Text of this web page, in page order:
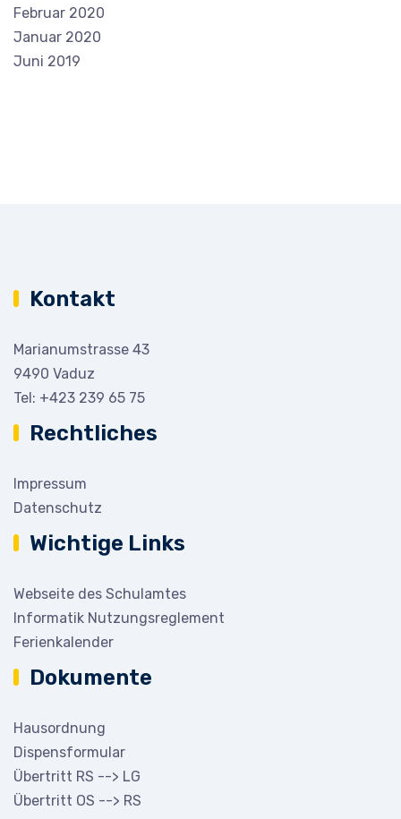
Februar 2020
Januar 2020
Juni 2019
Kontakt
Marianumstrasse 43
9490 Vaduz
Tel: +423 239 65 75
Rechtliches
Impressum
Datenschutz
Wichtige Links
Webseite des Schulamtes
Informatik Nutzungsreglement
Ferienkalender
Dokumente
Hausordnung
Dispensformular
Übertritt RS --> LG
Übertritt OS --> RS